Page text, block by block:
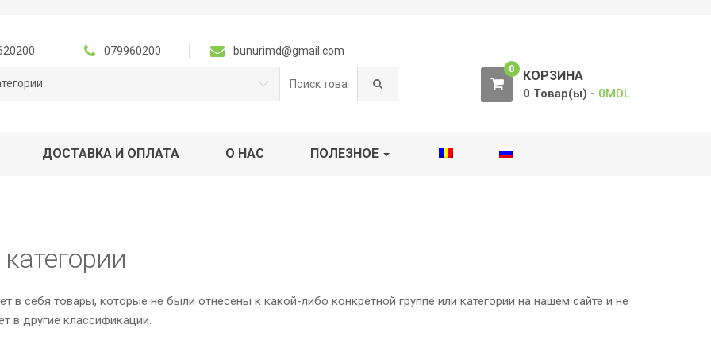
079960200 bunurimd@gmail.com
для:
0 КОРЗИНА
0 Товар(ы) - 0MDL
ДОСТАВКА И ОПЛАТА О НАС ПОЛЕЗНОЕ
в себя товары, которые не были отнесены к какой-либо конкретной группе или категории на нашем сайте и не
в другие классификации.